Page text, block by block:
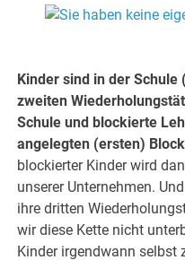
Kinder sind in der
zweiten
Schule und blockierte
angelegten (ersten)
blockierter Kinder wird
unserer Unternehmen.
ihre dritten
wir diese Kette nicht
Kinder irgendwann selbst